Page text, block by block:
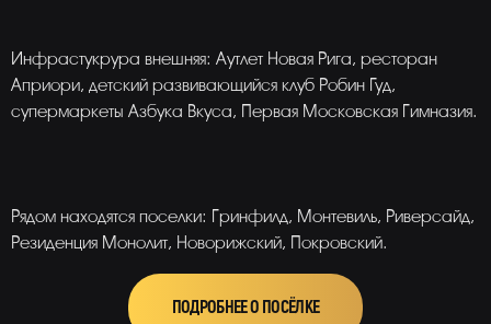
Инфрастукрура внешняя: Аутлет Новая Рига, ресторан
Априори, детский развивающийся клуб Робин Гуд,
супермаркеты Азбука Вкуса, Первая Московская Гимназия.
Рядом находятся поселки: Гринфилд, Монтевиль, Риверсайд,
Резиденция Монолит, Новорижский, Покровский.
ПОДРОБНЕЕ О ПОСЁЛКЕ